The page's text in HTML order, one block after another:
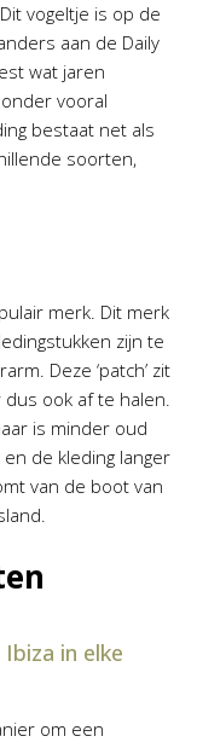
vogeltje is op de
aan de Daily
wat jaren
vooral
bestaat net als
soorten,
merk. Dit merk
zijn te
Deze ‘patch’ zit
ook af te halen.
is minder oud
de kleding langer
van de boot van
in elke
om een